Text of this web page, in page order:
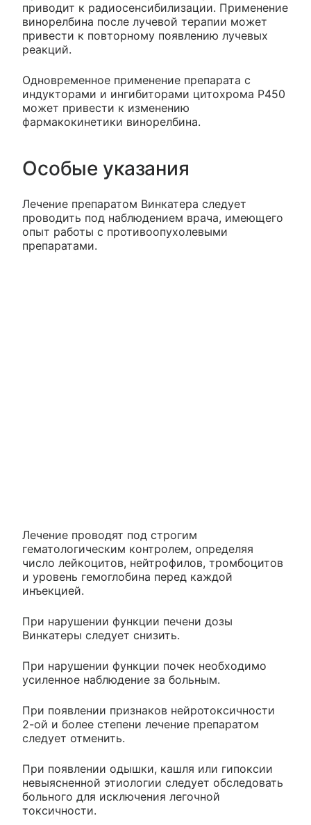
приводит к радиосенсибилизации. Применение
винорелбина после лучевой терапии может
привести к повторному появлению лучевых
реакций.
Одновременное применение препарата с
индукторами и ингибиторами цитохрома Р450
может привести к изменению
фармакокинетики винорелбина.
Особые указания
Лечение препаратом Винкатера следует
проводить под наблюдением врача, имеющего
опыт работы с противоопухолевыми
препаратами.
Лечение проводят под строгим
гематологическим контролем, определяя
число лейкоцитов, нейтрофилов, тромбоцитов
и уровень гемоглобина перед каждой
инъекцией.
При нарушении функции печени дозы
Винкатеры следует снизить.
При нарушении функции почек необходимо
усиленное наблюдение за больным.
При появлении признаков нейротоксичности
2-ой и более степени лечение препаратом
следует отменить.
При появлении одышки, кашля или гипоксии
невыясненной этиологии следует обследовать
больного для исключения легочной
токсичности.